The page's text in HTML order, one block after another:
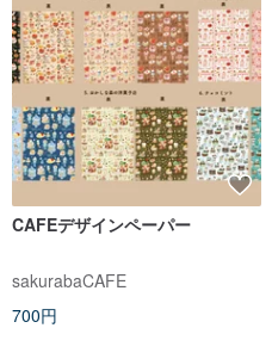
CAFEデザインペーパー
sakurabaCAFE
700円